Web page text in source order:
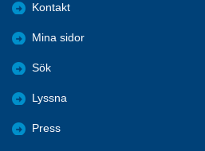
Kontakt
Mina sidor
Sök
Lyssna
Press